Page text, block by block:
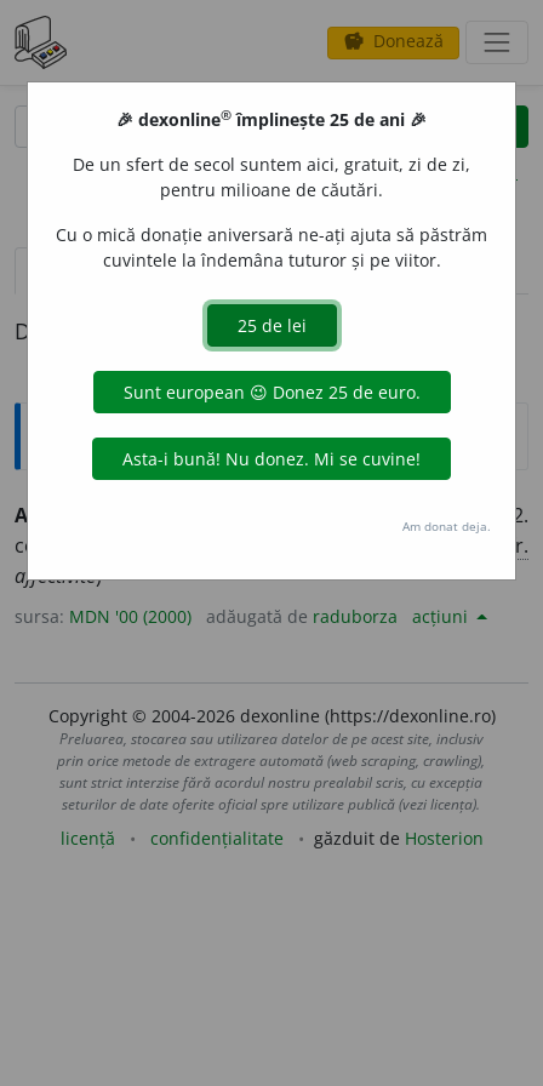
savings Donează
clear
opțiuni
definiții (1) pronunțievolume_up (1)
Definiția cu ID-ul 446510:
Explicative DEX
AFECTIVIT
1. ansamblu al proceselor afective. 2.
comportare emotivă; sensibilitate sufletească. (<
fr.
affectivité)
sursa: MDN '00 (2000) adăugată de raduborza acțiuni
Copyright © 2004-2026 dexonline (https://dexonline.ro)
Preluarea, stocarea sau utilizarea datelor de pe acest site, inclusiv
prin orice metode de extragere automată (web scraping, crawling),
sunt strict interzise fără acordul nostru prealabil scris, cu excepția
seturilor de date oferite oficial spre utilizare publică (vezi licența).
licență confidențialitate găzduit de Hosterion
🎉 dexonline® împlinește 25 de ani 🎉
De un sfert de secol suntem aici, gratuit, zi de zi,
pentru milioane de căutări.
Cu o mică donație aniversară ne-ați ajuta să păstrăm
cuvintele la îndemâna tuturor și pe viitor.
Am donat deja.